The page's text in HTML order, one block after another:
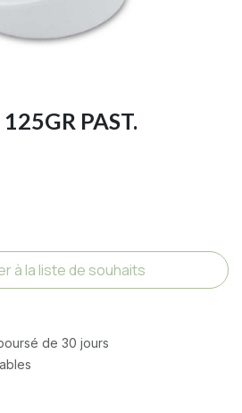
125GR PAST.
à la liste de souhaits
de 30 jours